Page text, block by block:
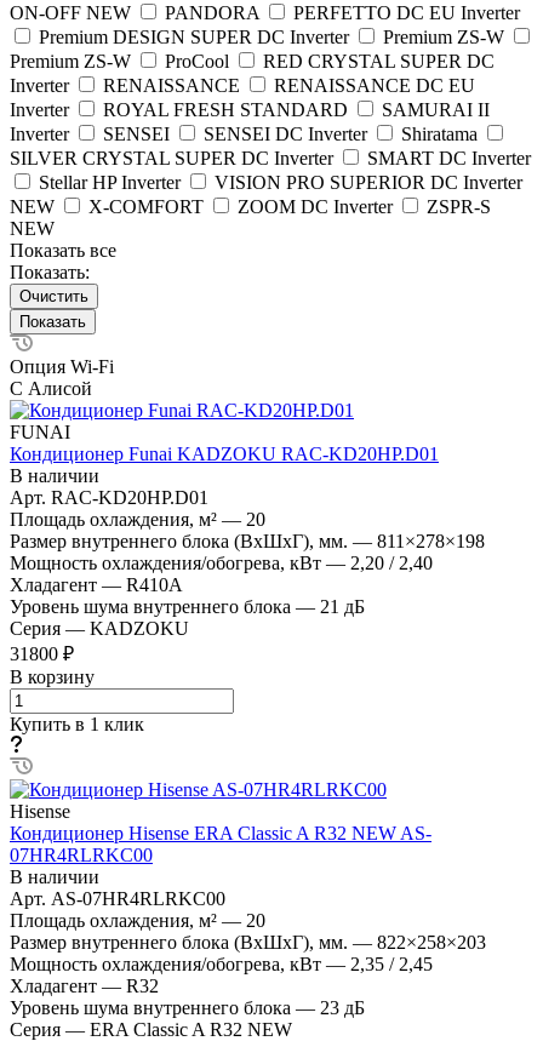
ON-OFF NEW
PANDORA
PERFETTO DC EU Inverter
Premium DESIGN SUPER DC Inverter
Premium ZS-W
Premium ZS-W
ProCool
RED CRYSTAL SUPER DC
Inverter
RENAISSANCE
RENAISSANCE DC EU
Inverter
ROYAL FRESH STANDARD
SAMURAI II
Inverter
SENSEI SENSEI DC Inverter
Shiratama
SILVER CRYSTAL SUPER DC Inverter
SMART DC Inverter
Stellar HP Inverter
VISION PRO SUPERIOR DC Inverter
NEW
X-COMFORT ZOOM DC Inverter
ZSPR-S
NEW
Показать все
Показать:
Очистить
Опция Wi-Fi
С Алисой
FUNAI
Кондиционер Funai KADZOKU RAC-KD20HP.D01
В наличии
Арт. RAC-KD20HP.D01
Площадь охлаждения, м² — 20
Размер внутреннего блока (ВхШхГ), мм. — 811×278×198
Мощность охлаждения/обогрева, кВт — 2,20 / 2,40
Хладагент — R410A
Уровень шума внутреннего блока — 21 дБ
Серия — KADZOKU
31800 ₽
В корзину
Купить в 1 клик
Hisense
Кондиционер Hisense ERA Classic A R32 NEW AS-
07HR4RLRKC00
В наличии
Арт. AS-07HR4RLRKC00
Площадь охлаждения, м² — 20
Размер внутреннего блока (ВхШхГ), мм. — 822×258×203
Мощность охлаждения/обогрева, кВт — 2,35 / 2,45
Хладагент — R32
Уровень шума внутреннего блока — 23 дБ
Серия — ERA Classic A R32 NEW